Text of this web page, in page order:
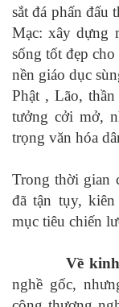
sắt đá phấn đấu
Mạc: xây dựng
sống tốt đẹp
nền giáo dục
Phật , Lão,
tưởng cởi mở,
trọng văn hóa
Trong thời gian
đã tận tụy,
mục tiêu chiến
Về
nghề gốc,